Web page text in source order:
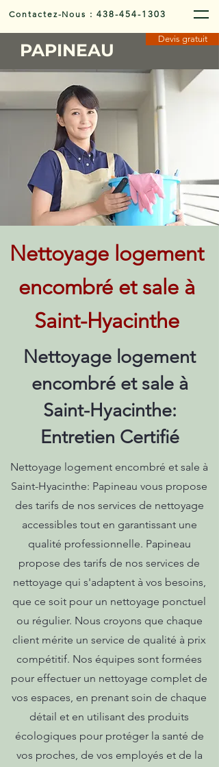
Contactez-Nous :438-454-1303
PAPINEAU
Devis gratuit
Nettoyage logement
encombré et sale à
Saint-Hyacinthe
Nettoyage logement
encombré et sale à
Saint-Hyacinthe:
Entretien Certifié
Nettoyage logement encombré et sale à
Saint-Hyacinthe: Papineau vous propose
des tarifs de nos services de nettoyage
accessibles tout en garantissant une
qualité professionnelle. Papineau
propose des tarifs de nos services de
nettoyage qui s'adaptent à vos besoins,
que ce soit pour un nettoyage ponctuel
ou régulier. Nous croyons que chaque
client mérite un service de qualité à prix
compétitif. Nos équipes sont formées
pour effectuer un nettoyage complet de
vos espaces, en prenant soin de chaque
détail et en utilisant des produits
écologiques pour protéger la santé de
vos proches, de vos employés et de la